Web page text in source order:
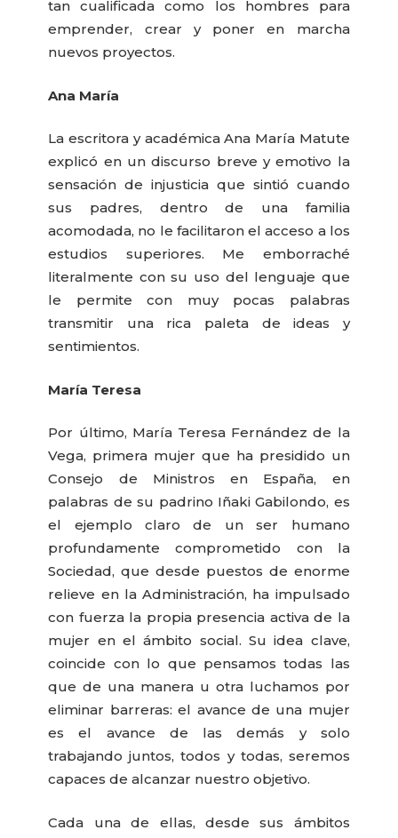
tan cualificada como los hombres para
emprender, crear y poner en marcha
nuevos proyectos.
Ana María
La escritora y académica Ana María Matute
explicó en un discurso breve y emotivo la
sensación de injusticia que sintió cuando
sus padres, dentro de una familia
acomodada, no le facilitaron el acceso a los
estudios superiores. Me emborraché
literalmente con su uso del lenguaje que
le permite con muy pocas palabras
transmitir una rica paleta de ideas y
sentimientos.
María Teresa
Por último, María Teresa Fernández de la
Vega, primera mujer que ha presidido un
Consejo de Ministros en España, en
palabras de su padrino Iñaki Gabilondo, es
el ejemplo claro de un ser humano
profundamente comprometido con la
Sociedad, que desde puestos de enorme
relieve en la Administración, ha impulsado
con fuerza la propia presencia activa de la
mujer en el ámbito social. Su idea clave,
coincide con lo que pensamos todas las
que de una manera u otra luchamos por
eliminar barreras: el avance de una mujer
es el avance de las demás y solo
trabajando juntos, todos y todas, seremos
capaces de alcanzar nuestro objetivo.
Cada una de ellas, desde sus ámbitos